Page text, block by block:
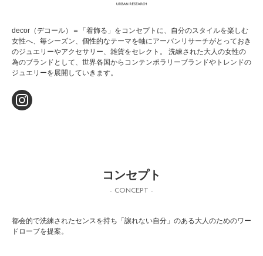
decor（デコール）＝「着飾る」をコンセプトに、自分のスタイルを楽しむ
女性へ、毎シーズン、個性的なテーマを軸にアーバンリサーチがとっておき
のジュエリーやアクセサリー、雑貨をセレクト。 洗練された大人の女性の
為のブランドとして、世界各国からコンテンポラリーブランドやトレンドの
ジュエリーを展開していきます。
コンセプト
- CONCEPT -
都会的で洗練されたセンスを持ち「譲れない自分」のある大人のためのワー
ドローブを提案。